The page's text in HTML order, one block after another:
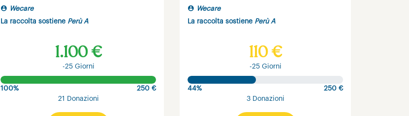
Wecare
La raccolta sostiene Perù A
1.100 €
-25 Giorni
100%
250 €
21 Donazioni
Wecare
La raccolta sostiene Perù A
110 €
-25 Giorni
44%
250 €
3 Donazioni